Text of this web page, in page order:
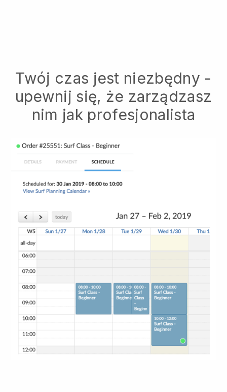
Twój czas jest niezbędny -
upewnij się, że zarządzasz
nim jak profesjonalista